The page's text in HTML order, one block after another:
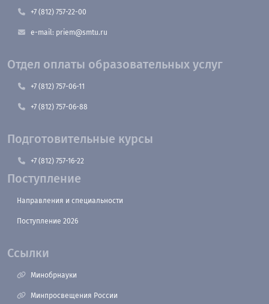
+7 (812) 757-22-00
e-mail: priem@smtu.ru
Отдел оплаты образовательных услуг
+7 (812) 757-06-11
+7 (812) 757-06-88
Подготовительные курсы
+7 (812) 757-16-22
Поступление
Направления и специальности
Поступление 2026
Ссылки
Минобрнауки
Минпросвещения России